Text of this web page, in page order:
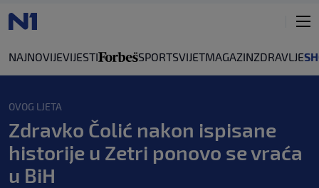
NAJNOVIJEVIJESTI SPORTSVIJETMAGAZINZDRAVLJE
OVOG LJETA
Zdravko Čolić nakon ispisane
historije u Zetri ponovo se vraća
u BiH